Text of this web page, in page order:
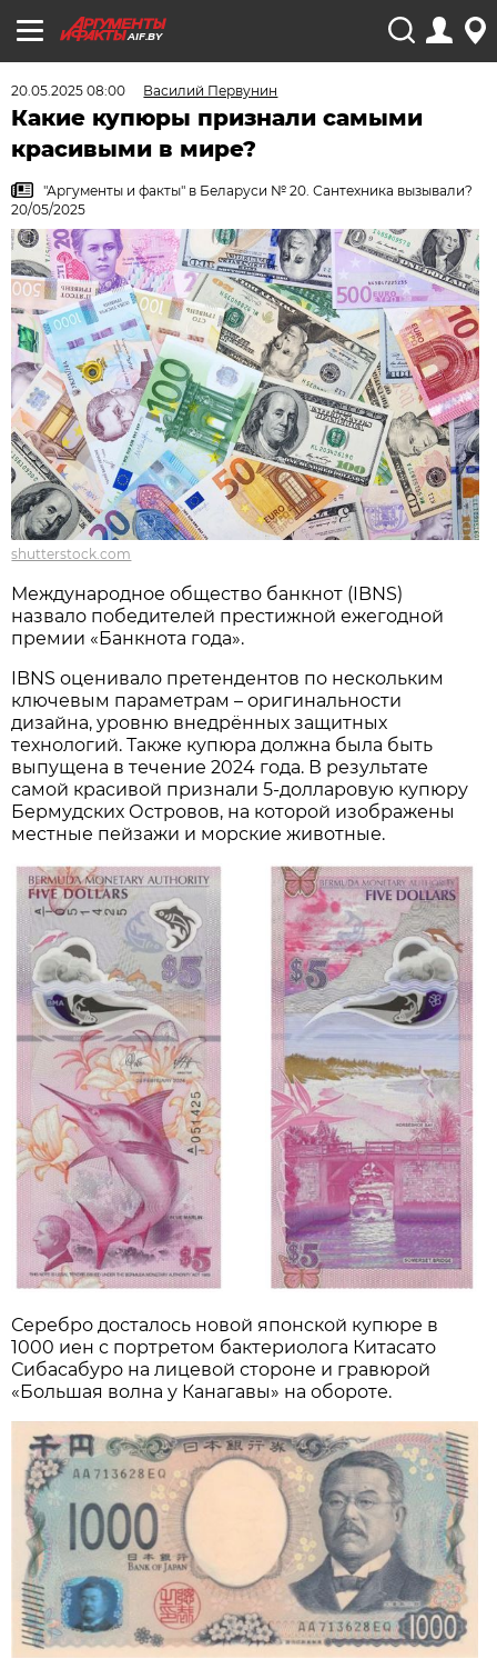
AIF.BY
20.05.2025 08:00 Василий Первунин
Какие купюры признали самыми
красивыми в мире?
"Аргументы и факты" в Беларуси № 20. Сантехника вызывали?
20/05/2025
shutterstock.com
Международное общество банкнот (IBNS)
назвало победителей престижной ежегодной
премии «Банкнота года».
IBNS оценивало претендентов по нескольким
ключевым параметрам – оригинальности
дизайна, уровню внедрённых защитных
технологий. Также купюра должна была быть
выпущена в течение 2024 года. В результате
самой красивой признали 5-долларовую купюру
Бермудских Островов, на которой изображены
местные пейзажи и морские животные.
Серебро досталось новой японской купюре в
1000 иен с портретом бактериолога Китасато
Сибасабуро на лицевой стороне и гравюрой
«Большая волна у Канагавы» на обороте.